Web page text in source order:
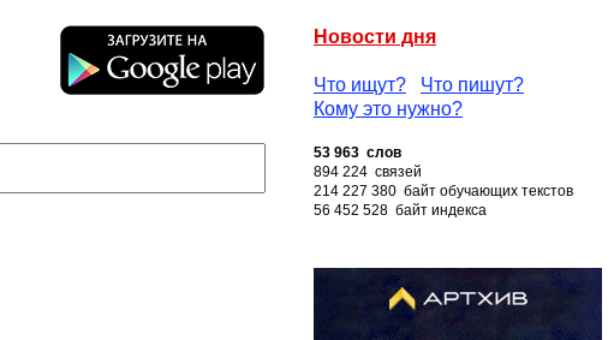
Новости дня
Что ищут?
Что пишут?
Кому это нужно?
53 963 слов
894 224 связей
214 227 380 байт обучающих текстов
56 452 528 байт индекса